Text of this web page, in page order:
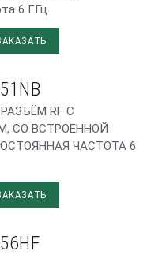
6 ГГц
RF С
СО ВСТРОЕННОЙ
ЧАСТОТА 6